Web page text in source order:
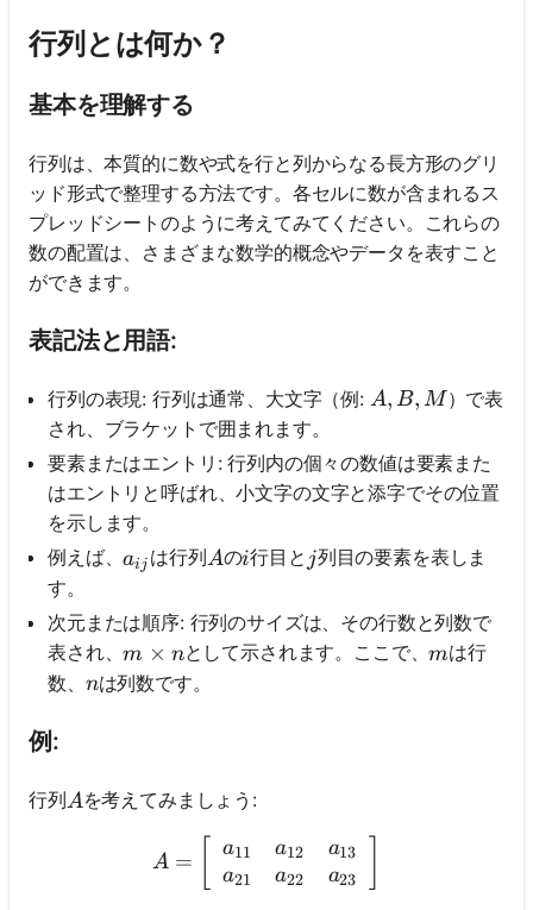
行列とは何か？
基本を理解する
行列は、本質的に数や式を行と列からなる長方形のグリ
ッド形式で整理する方法です。各セルに数が含まれるス
プレッドシートのように考えてみてください。これらの
数の配置は、さまざまな数学的概念やデータを表すこと
ができます。
表記法と用語:
行列の表現: 行列は通常、大文字（例: A, B, M
A, B, M）で表
され、ブラケットで囲まれます。
要素またはエントリ: 行列内の個々の数値は要素また
はエントリと呼ばれ、小文字の文字と添字でその位置
を示します。
例えば、a_{i j}
aij は行列A
Aのi
i行目と jj列目の要素を表しま
す。
次元または順序: 行列のサイズは、その行数と列数で
表され、m \times n
m × nとして示されます。ここで、m
mは行
数、 n
nは列数です。
例:
行列A
Aを考えてみましょう:
A = a11
a21
a12
a22
a13
a23